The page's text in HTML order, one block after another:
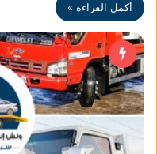
أكمل القراءة »